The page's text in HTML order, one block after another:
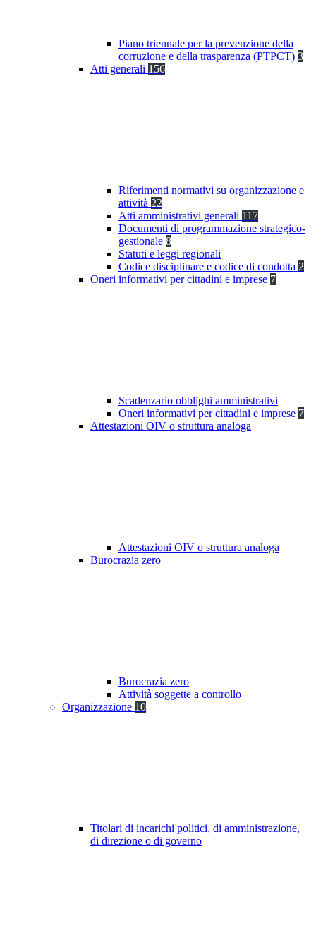
Piano triennale per la prevenzione della
corruzione e della trasparenza (PTPCT) 3
Atti generali 156
Riferimenti normativi su organizzazione e
attività 22
Atti amministrativi generali 117
Documenti di programmazione strategico-
gestionale 8
Statuti e leggi regionali
Codice disciplinare e codice di condotta 2
Oneri informativi per cittadini e imprese 7
Scadenzario obblighi amministrativi
Oneri informativi per cittadini e imprese 7
Attestazioni OIV o struttura analoga
Attestazioni OIV o struttura analoga
Burocrazia zero
Burocrazia zero
Attività soggette a controllo
Organizzazione 10
Titolari di incarichi politici, di amministrazione,
di direzione o di governo